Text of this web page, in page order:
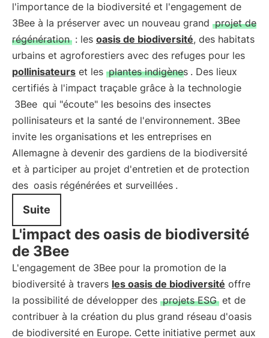
l'importance de la biodiversité et l'engagement de
3Bee à la préserver avec un nouveau grand projet de
régénération : les oasis de biodiversité, des habitats
urbains et agroforestiers avec des refuges pour les
pollinisateurs et les plantes indigènes . Des lieux
certifiés à l'impact traçable grâce à la technologie
3Bee qui "écoute" les besoins des insectes
pollinisateurs et la santé de l'environnement. 3Bee
invite les organisations et les entreprises en
Allemagne à devenir des gardiens de la biodiversité
et à participer au projet d'entretien et de protection
des oasis régénérées et surveillées .
Suite
L'impact des oasis de biodiversité
de 3Bee
L'engagement de 3Bee pour la promotion de la
biodiversité à travers les oasis de biodiversité offre
la possibilité de développer des projets ESG et de
contribuer à la création du plus grand réseau d'oasis
de biodiversité en Europe. Cette initiative permet aux